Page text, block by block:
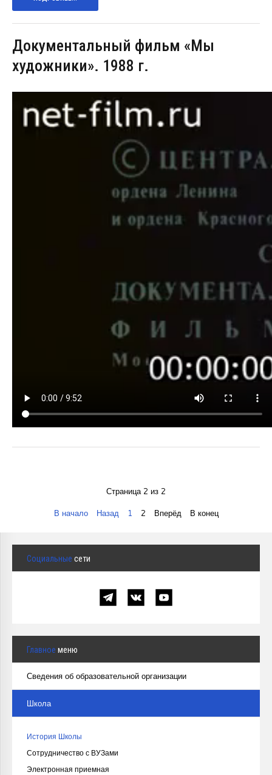
Документальный фильм «Мы
художники». 1988 г.
Страница 2 из 2
В начало
Назад 1 2 Вперёд В конец
Социальные сети
Главное меню
Сведения об образовательной организации
Школа
История Школы
Сотрудничество с ВУЗами
Электронная приемная